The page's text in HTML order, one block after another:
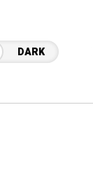
DARK